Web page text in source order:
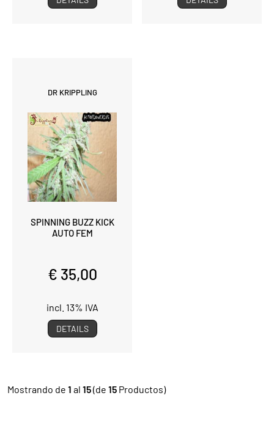
DR KRIPPLING
SPINNING BUZZ KICK
AUTO FEM
€ 35,00
incl. 13% IVA
DETAILS
Mostrando de 1 al 15(de 15 Productos)